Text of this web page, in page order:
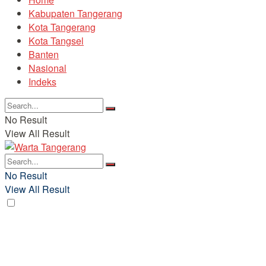
Kabupaten Tangerang
Kota Tangerang
Kota Tangsel
Banten
Nasional
Indeks
No Result
View All Result
No Result
View All Result